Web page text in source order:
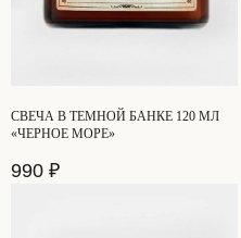
СВЕЧА В ТЕМНОЙ БАНКЕ 120 МЛ
«ЧЕРНОЕ МОРЕ»
990 ₽